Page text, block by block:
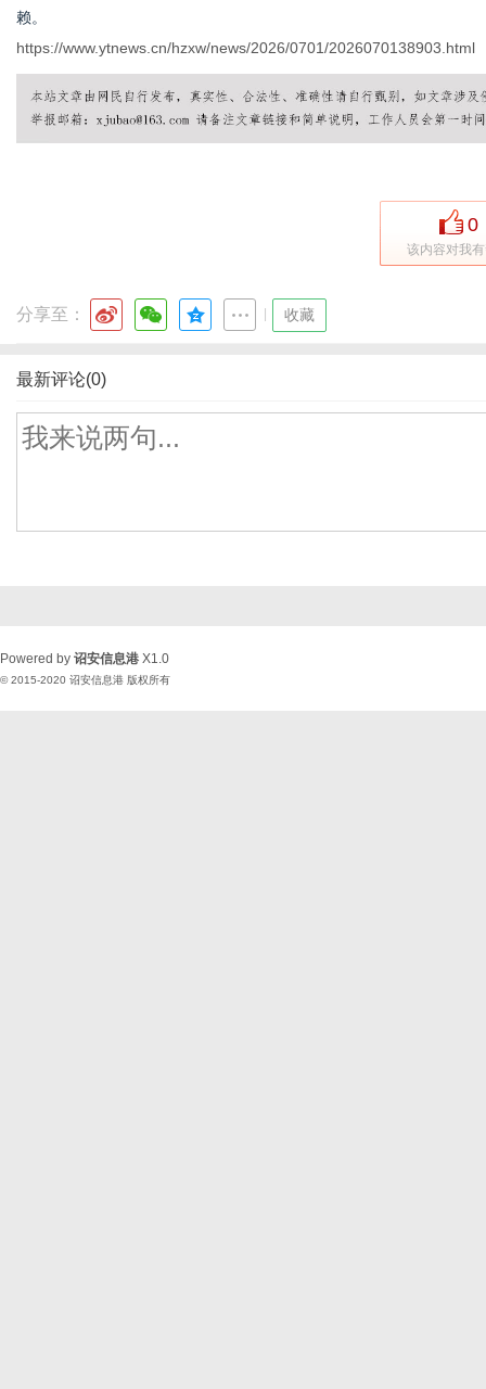
赖。
https://www.ytnews.cn/hzxw/news/2026/0701/2026070138903.html
0
该内容对我
分享至： 收藏
最新评论(0)
Powered by 诏安信息港 X1.0
© 2015-2020 诏安信息港 版权所有